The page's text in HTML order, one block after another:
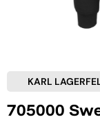
KARL
705000